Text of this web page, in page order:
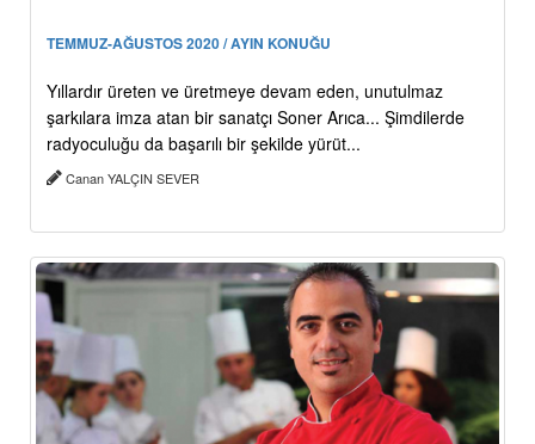
TEMMUZ-AĞUSTOS 2020 / AYIN KONUĞU
Yıllardır üreten ve üretmeye devam eden, unutulmaz
şarkılara imza atan bir sanatçı Soner Arıca... Şimdilerde
radyoculuğu da başarılı bir şekilde yürüt...
Canan YALÇIN SEVER